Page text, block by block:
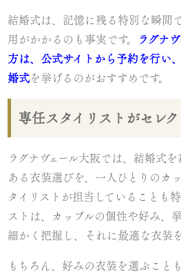
結婚式は、記憶に残る特別な瞬間
用がかかるのも事実です。
ラグナ
方は、公式サイトから予約を行い
婚式を挙げるのがおすすめです。
専任スタイリストがセレ
ラグナヴェール大阪では、結婚式
ある衣装選びを、一人ひとりのカ
タイリストが担当していることも
ストは、カップルの個性や好み、
細かく把握し、それに最適な衣装
もちろん、好みの衣装を選ぶこと